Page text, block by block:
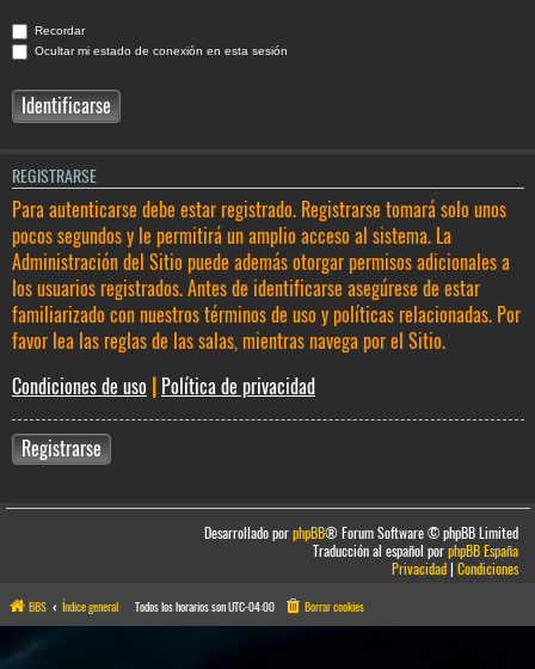
Recordar
Ocultar mi estado de conexión en esta sesión
REGISTRARSE
Para autenticarse debe estar registrado. Registrarse tomará solo unos
pocos segundos y le permitirá un amplio acceso al sistema. La
Administración del Sitio puede además otorgar permisos adicionales a
los usuarios registrados. Antes de identificarse asegúrese de estar
familiarizado con nuestros términos de uso y políticas relacionadas. Por
favor lea las reglas de las salas, mientras navega por el Sitio.
Condiciones de uso
Política de privacidad
Registrarse
Desarrollado porphpBB® Forum Software © phpBB Limited
Traducción al español porphpBB España
Privacidad|Condiciones
BBS Índice general Todos los horarios sonUTC-04:00 Borrar cookies